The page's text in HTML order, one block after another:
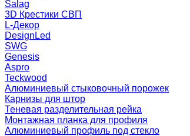
Salag
3D Крестики СВП
L-Декор
DesignLed
SWG
Genesis
Aspro
Teckwood
Алюминиевый стыковочный порожек
Карнизы для штор
Теневая разделительная рейка
Монтажная планка для профиля
Алюминиевый профиль под стекло